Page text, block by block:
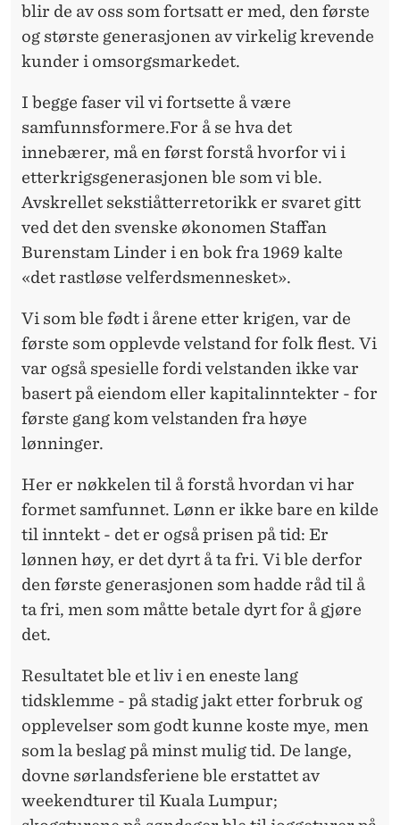
blir de av oss som fortsatt er med, den første
og største generasjonen av virkelig krevende
kunder i omsorgsmarkedet.
I begge faser vil vi fortsette å være
samfunnsformere.For å se hva det
innebærer, må en først forstå hvorfor vi i
etterkrigsgenerasjonen ble som vi ble.
Avskrellet sekstiåtterretorikk er svaret gitt
ved det den svenske økonomen Staffan
Burenstam Linder i en bok fra 1969 kalte
«det rastløse velferdsmennesket».
Vi som ble født i årene etter krigen, var de
første som opplevde velstand for folk flest. Vi
var også spesielle fordi velstanden ikke var
basert på eiendom eller kapitalinntekter - for
første gang kom velstanden fra høye
lønninger.
Her er nøkkelen til å forstå hvordan vi har
formet samfunnet. Lønn er ikke bare en kilde
til inntekt - det er også prisen på tid: Er
lønnen høy, er det dyrt å ta fri. Vi ble derfor
den første generasjonen som hadde råd til å
ta fri, men som måtte betale dyrt for å gjøre
det.
Resultatet ble et liv i en eneste lang
tidsklemme - på stadig jakt etter forbruk og
opplevelser som godt kunne koste mye, men
som la beslag på minst mulig tid. De lange,
dovne sørlandsferiene ble erstattet av
weekendturer til Kuala Lumpur;